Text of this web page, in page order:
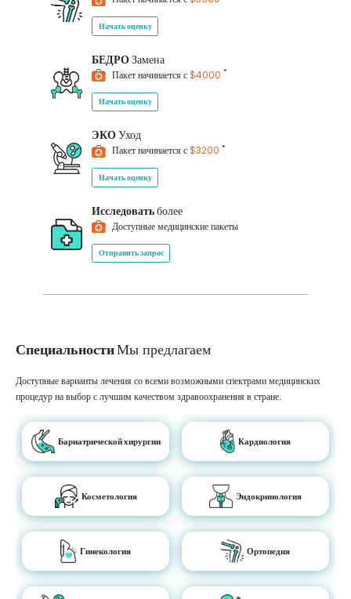
Начать оценку
БЕДРОЗамена
Пакет начинается с$4000 *
Начать оценку
ЭКОУход
Пакет начинается с$3200 *
Начать оценку
Исследоватьболее
Доступные медицинские пакеты
Отправить запрос
СпециальностиМы предлагаем
Доступные варианты лечения со всеми возможными спектрами медицинских
процедур на выбор с лучшим качеством здравоохранения в стране.
Бариатрической хирургии Кардиология
Косметология Эндокринология
Гинекология Ортопедия